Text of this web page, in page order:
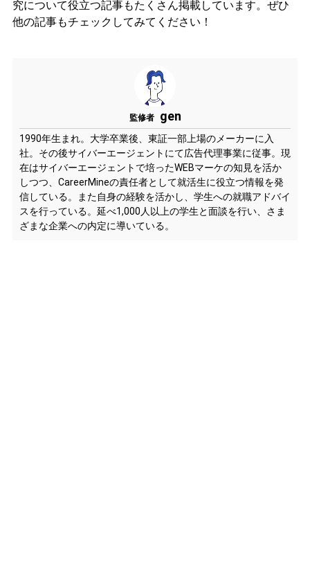
究について役立つ記事もたくさん掲載しています。ぜひ
他の記事もチェックしてみてください！
監修者 gen
1990年生まれ。大学卒業後、東証一部上場のメーカーに入
社。その後サイバーエージェントにて広告代理事業に従事。現
在はサイバーエージェントで培ったWEBマーケの知見を活か
しつつ、CareerMineの責任者として就活生に役立つ情報を発
信している。また自身の経験を活かし、学生への就職アドバイ
スを行っている。延べ1,000人以上の学生と面談を行い、さま
ざまな企業への内定に導いている。